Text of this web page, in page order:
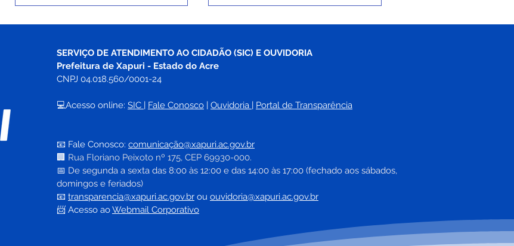
covid-19 e atualiza
caderneta com as vacinas
de rotinas
de 2022
SERVIÇO DE ATENDIMENTO AO CIDADÃO (SIC) E OUVIDORIA
Prefeitura de Xapuri - Estado do Acre
CNPJ 04.018.560/0001-24
💻Acesso online: SIC | Fale Conosco | Ouvidoria | Portal de Transparência
📧 Fale Conosco: comunicação@xapuri.ac.gov.br
🏢 Rua Floriano Peixoto nº 175, CEP 69930-000.
📅 De segunda a sexta das 8:00 às 12:00 e das 14:00 às 17:00 (fechado aos sábados,
domingos e feriados)
📧 transparencia@xapuri.ac.gov.br ou ouvidoria@xapuri.ac.gov.br
📨 Acesso ao Webmail Corporativo